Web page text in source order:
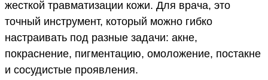
жесткой травматизации кожи. Для врача, это
точный инструмент, который можно гибко
настраивать под разные задачи: акне,
покраснение, пигментацию, омоложение, постакне
и сосудистые проявления.